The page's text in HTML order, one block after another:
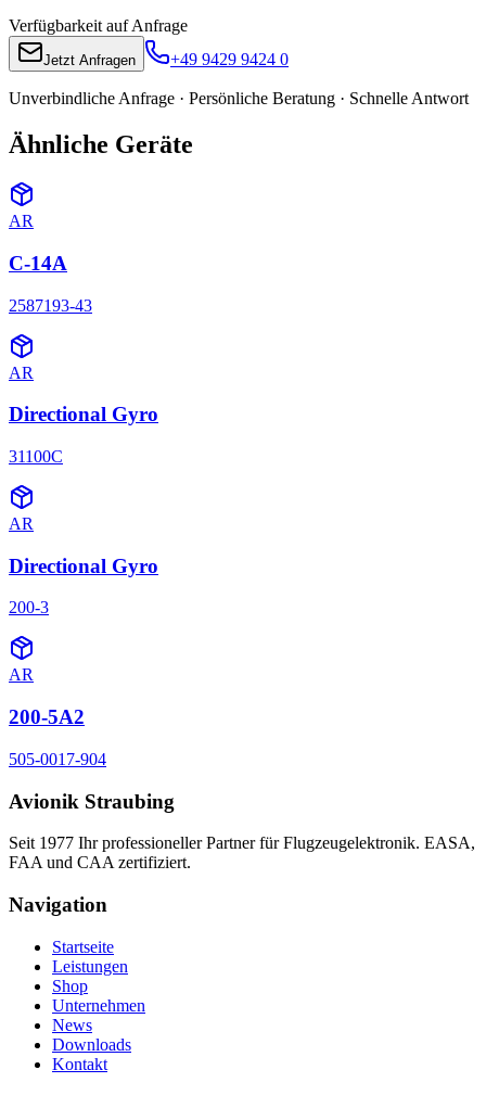
Verfügbarkeit auf Anfrage
Jetzt Anfragen +49 9429 9424 0
Unverbindliche Anfrage · Persönliche Beratung · Schnelle Antwort
Ähnliche Geräte
AR
C-14A
2587193-43
AR
Directional Gyro
31100C
AR
Directional Gyro
200-3
AR
200-5A2
505-0017-904
Avionik Straubing
Seit 1977 Ihr professioneller Partner für Flugzeugelektronik. EASA,
FAA und CAA zertifiziert.
Navigation
Startseite
Leistungen
Shop
Unternehmen
News
Downloads
Kontakt